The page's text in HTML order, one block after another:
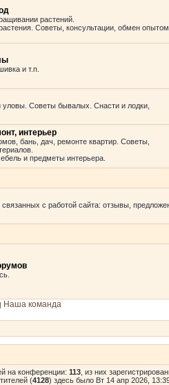
растений.
Советы, консультации, обмен
и т.п.
Советы бывалых. Снасти и лодки,
интерьер
бань, дач, ремонте квартир. Советы,
и предметы интерьера.
с работой сайта: отзывы,
| Наша команда
на конференции: 113 , из них
(4128) здесь было Вт 14 апр 2026,